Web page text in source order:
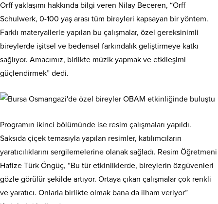
Orff yaklaşımı hakkında bilgi veren Nilay Beceren, “Orff
Schulwerk, 0-100 yaş arası tüm bireyleri kapsayan bir yöntem.
Farklı materyallerle yapılan bu çalışmalar, özel gereksinimli
bireylerde işitsel ve bedensel farkındalık geliştirmeye katkı
sağlıyor. Amacımız, birlikte müzik yapmak ve etkileşimi
güçlendirmek” dedi.
Programın ikinci bölümünde ise resim çalışmaları yapıldı.
Saksıda çiçek temasıyla yapılan resimler, katılımcıların
yaratıcılıklarını sergilemelerine olanak sağladı. Resim Öğretmeni
Hafize Türk Öngüç, “Bu tür etkinliklerde, bireylerin özgüvenleri
gözle görülür şekilde artıyor. Ortaya çıkan çalışmalar çok renkli
ve yaratıcı. Onlarla birlikte olmak bana da ilham veriyor”